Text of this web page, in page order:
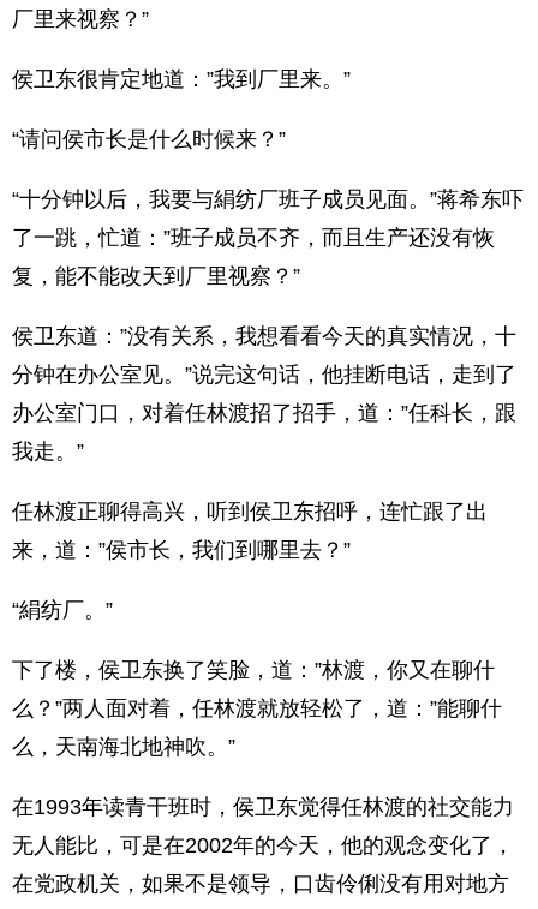
厂里来视察？”
侯卫东很肯定地道：”我到厂里来。”
“请问侯市长是什么时候来？”
“十分钟以后，我要与絹纺厂班子成员见面。”蒋希东吓
了一跳，忙道：”班子成员不齐，而且生产还没有恢
复，能不能改天到厂里视察？”
侯卫东道：”没有关系，我想看看今天的真实情况，十
分钟在办公室见。”说完这句话，他挂断电话，走到了
办公室门口，对着任林渡招了招手，道：”任科长，跟
我走。”
任林渡正聊得高兴，听到侯卫东招呼，连忙跟了出
来，道：”侯市长，我们到哪里去？”
“絹纺厂。”
下了楼，侯卫东换了笑脸，道：”林渡，你又在聊什
么？”两人面对着，任林渡就放轻松了，道：”能聊什
么，天南海北地神吹。”
在1993年读青干班时，侯卫东觉得任林渡的社交能力
无人能比，可是在2002年的今天，他的观念变化了，
在党政机关，如果不是领导，口齿伶俐没有用对地方